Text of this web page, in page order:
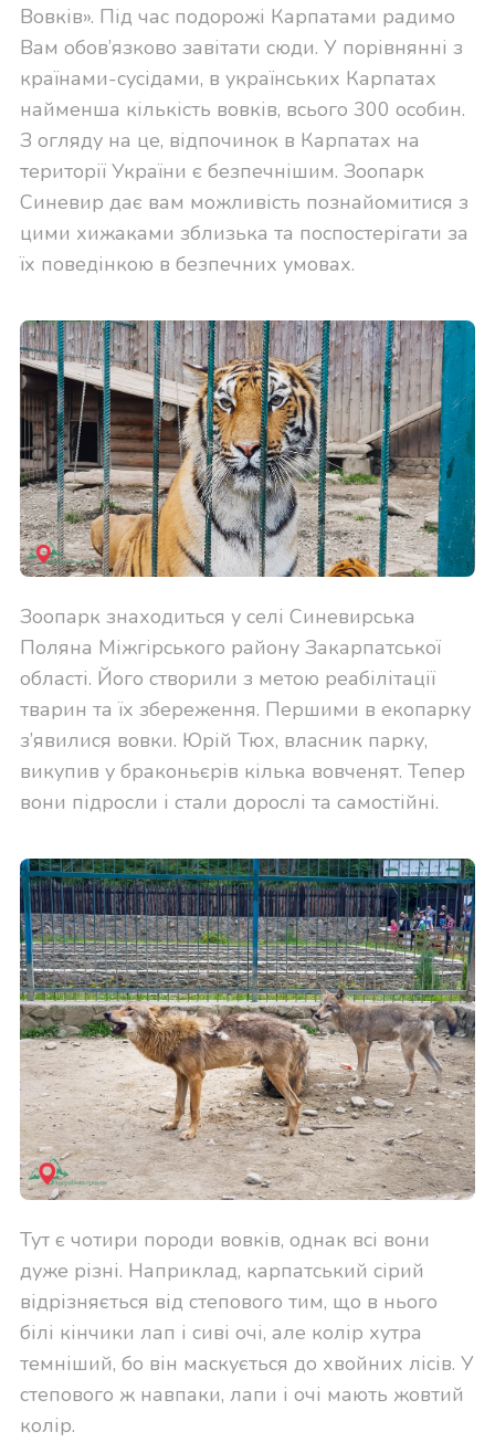
Вовків». Під час подорожі Карпатами радимо
Вам обов’язково завітати сюди. У порівнянні з
країнами-сусідами, в українських Карпатах
найменша кількість вовків, всього 300 особин.
З огляду на це, відпочинок в Карпатах на
території України є безпечнішим. Зоопарк
Синевир дає вам можливість познайомитися з
цими хижаками зблизька та поспостерігати за
їх поведінкою в безпечних умовах.
Зоопарк знаходиться у селі Синевирська
Поляна Міжгірського району Закарпатської
області. Його створили з метою реабілітації
тварин та їх збереження. Першими в екопарку
з’явилися вовки. Юрій Тюх, власник парку,
викупив у браконьєрів кілька вовченят. Тепер
вони підросли і стали дорослі та самостійні.
Тут є чотири породи вовків, однак всі вони
дуже різні. Наприклад, карпатський сірий
відрізняється від степового тим, що в нього
білі кінчики лап і сиві очі, але колір хутра
темніший, бо він маскується до хвойних лісів. У
степового ж навпаки, лапи і очі мають жовтий
колір.